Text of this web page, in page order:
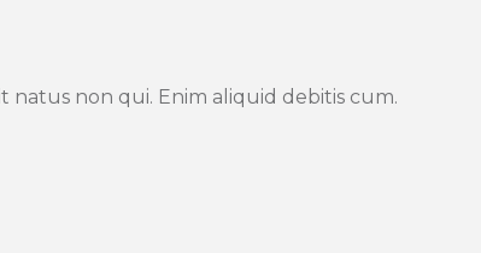
non qui. Enim aliquid debitis cum.